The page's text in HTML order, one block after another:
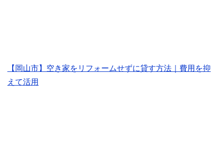
【岡山市】空き家をリフォームせずに貸す方法｜費用を抑
えて活用